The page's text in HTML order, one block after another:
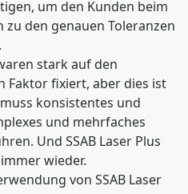
um den Kunden beim
zu den genauen Toleranzen
stark auf den
Faktor fixiert, aber dies ist
konsistentes und
und mehrfaches
Und SSAB Laser Plus
wieder.
von SSAB Laser